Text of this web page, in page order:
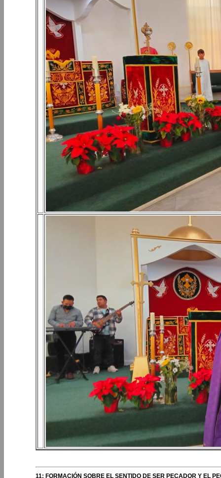
11: FORMACIÓN SOBRE EL SENTIDO DE SER PECADOR Y EL